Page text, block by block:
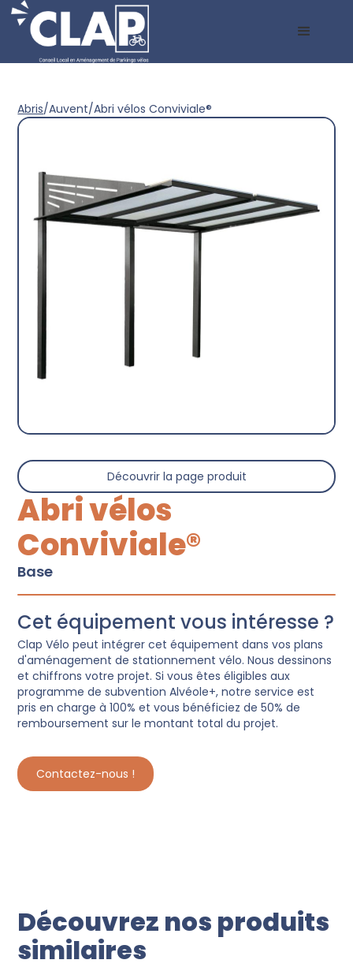
Abris/Auvent/Abri vélos Conviviale®
Découvrir la page produit
Abri vélos
Conviviale®
Base
Cet équipement vous intéresse ?
Clap Vélo peut intégrer cet équipement dans vos plans
d'aménagement de stationnement vélo. Nous dessinons
et chiffrons votre projet. Si vous êtes éligibles aux
programme de subvention Alvéole+, notre service est
pris en charge à 100% et vous bénéficiez de 50% de
remboursement sur le montant total du projet.
Contactez-nous !
Découvrez nos produits
similaires